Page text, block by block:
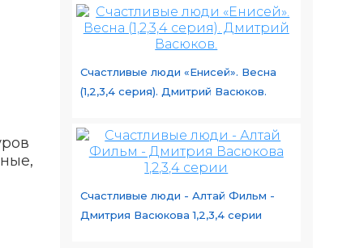
Счастливые люди «Енисей». Весна
(1,2,3,4 серия). Дмитрий Васюков.
Счастливые люди - Алтай Фильм -
Дмитрия Васюкова 1,2,3,4 серии